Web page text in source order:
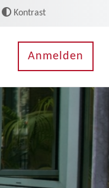
Kontrast
Anmelden